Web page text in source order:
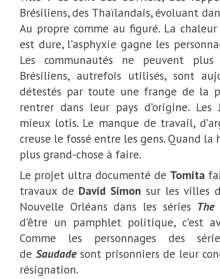
Brésiliens, des Thaïlandais, évoluant
Au propre comme au figuré. La
est dure, l’asphyxie gagne les
Les communautés ne peuvent plus
Brésiliens, autrefois utilisés, sont
détestés par toute une frange de la
rentrer dans leur pays d’origine. Les
mieux lotis. Le manque de travail,
creuse le fossé entre les gens. Quand la
plus grand-chose à faire.
Le projet ultra documenté de Tomita
travaux de David Simon sur les villes
Nouvelle Orléans dans les séries The
d’être un pamphlet politique, c’est
Comme les personnages des
de Saudade sont prisonniers de leur
résignation.